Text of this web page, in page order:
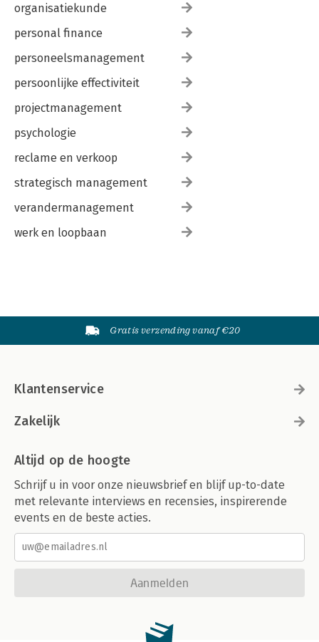
organisatiekunde
personal finance
personeelsmanagement
persoonlijke effectiviteit
projectmanagement
psychologie
reclame en verkoop
strategisch management
verandermanagement
werk en loopbaan
Gratis verzending vanaf €20
Klantenservice
Zakelijk
Altijd op de hoogte
Schrijf u in voor onze nieuwsbrief en blijf up-to-date
met relevante interviews en recensies, inspirerende
events en de beste acties.
Aanmelden